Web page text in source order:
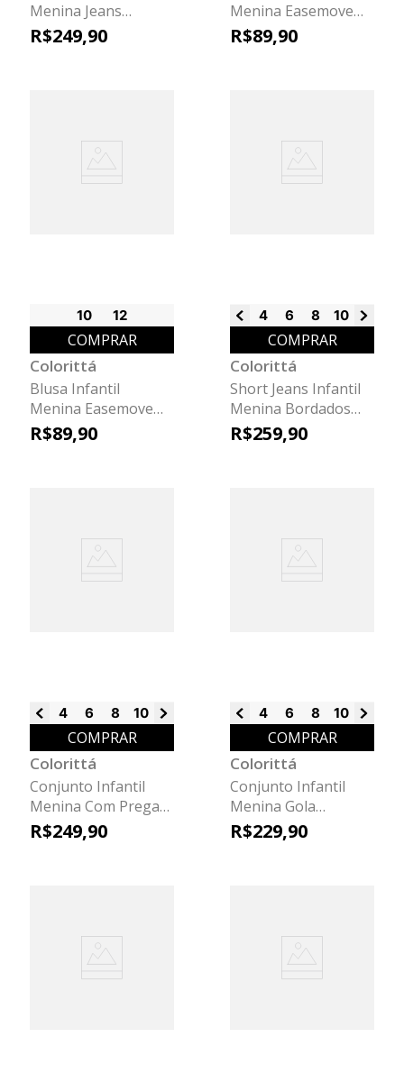
Menina Jeans
Desfiado Colorittá
R$249,90
Menina Easemove
Colorittá Bege
R$89,90
10 12
COMPRAR
Colorittá
Blusa Infantil
Menina Easemove
Colorittá Verde
R$89,90
4 6 8 10 12
COMPRAR
Colorittá
Short Jeans Infantil
Menina Bordados
Colorittá Azul
R$259,90
4 6 8 10 12
COMPRAR
Colorittá
Conjunto Infantil
Menina Com Pregas
Colorittá Bege
R$249,90
4 6 8 10 12
COMPRAR
Colorittá
Conjunto Infantil
Menina Gola
Bordada Colorittá
R$229,90